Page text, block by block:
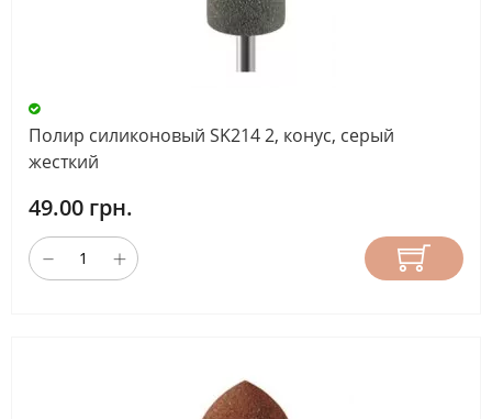
Полир силиконовый SK214 2, конус, серый
жесткий
49.00 грн.